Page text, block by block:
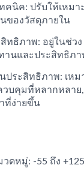
คนิค: ปรับให้เหมา
ของวัสดุภายใน
ทธิภาพ: อยู่ในช่วง
านและประสิทธิภา
ประสิทธิภาพ: เห
วบคุมที่หลากหลาย
ที่ง่ายขึ้น
ดหมู่: -55 ถึง